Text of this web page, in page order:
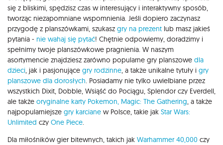
się z bliskimi, spędzisz czas w interesujący i interaktywny sposób,
tworząc niezapomniane wspomnienia. Jeśli dopiero zaczynasz
przygodę z planszówkami, szukasz gry na prezent lub masz jakieś
pytania - nie wahaj się pytać! Chętnie odpowiemy, doradzimy i
spełnimy twoje planszówkowe pragnienia. W naszym
asortymencie znajdziesz zarówno popularne gry planszowe dla
dzieci, jak i pasjonujące gry rodzinne, a także unikalne tytuły i gry
planszowe dla dorosłych. Posiadamy nie tylko uwielbiane przez
wszystkich Dixit, Dobble, Wsiąść do Pociągu, Splendor czy Everdell,
ale także oryginalne karty Pokemon, Magic: The Gathering, a także
najpopularniejsze gry karciane w Polsce, takie jak Star Wars:
Unlimited czy One Piece.
Dla miłośników gier bitewnych, takich jak Warhammer 40,000 czy